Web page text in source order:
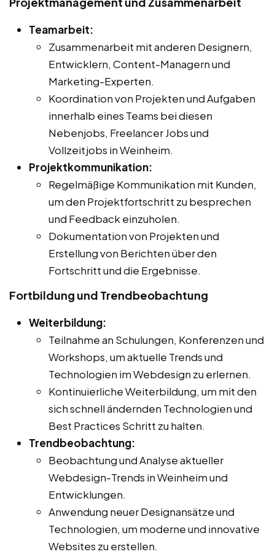
Teamarbeit:
Zusammenarbeit mit anderen Designern,
Entwicklern, Content-Managern und
Marketing-Experten.
Koordination von Projekten und Aufgaben
innerhalb eines Teams bei diesen
Nebenjobs, Freelancer Jobs und
Vollzeitjobs in Weinheim.
Projektkommunikation:
Regelmäßige Kommunikation mit Kunden,
um den Projektfortschritt zu besprechen
und Feedback einzuholen.
Dokumentation von Projekten und
Erstellung von Berichten über den
Fortschritt und die Ergebnisse.
Fortbildung und Trendbeobachtung
Weiterbildung:
Teilnahme an Schulungen, Konferenzen und
Workshops, um aktuelle Trends und
Technologien im Webdesign zu erlernen.
Kontinuierliche Weiterbildung, um mit den
sich schnell ändernden Technologien und
Best Practices Schritt zu halten.
Trendbeobachtung:
Beobachtung und Analyse aktueller
Webdesign-Trends in Weinheim und
Entwicklungen.
Anwendung neuer Designansätze und
Technologien, um moderne und innovative
Websites zu erstellen.